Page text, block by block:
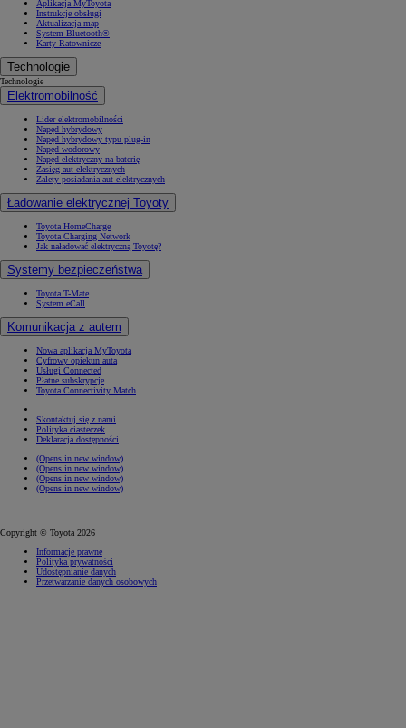
Aplikacja MyToyota
Instrukcje obsługi
Aktualizacja map
System Bluetooth®
Karty Ratownicze
Technologie
Technologie
Elektromobilność
Lider elektromobilności
Napęd hybrydowy
Napęd hybrydowy typu plug-in
Napęd wodorowy
Napęd elektryczny na baterię
Zasięg aut elektrycznych
Zalety posiadania aut elektrycznych
Ładowanie elektrycznej Toyoty
Toyota HomeCharge
Toyota Charging Network
Jak naładować elektryczną Toyotę?
Systemy bezpieczeństwa
Toyota T-Mate
System eCall
Komunikacja z autem
Nowa aplikacja MyToyota
Cyfrowy opiekun auta
Usługi Connected
Płatne subskrypcje
Toyota Connectivity Match
Skontaktuj się z nami
Polityka ciasteczek
Deklaracja dostępności
(Opens in new window)
(Opens in new window)
(Opens in new window)
(Opens in new window)
Copyright © Toyota 2026
Informacje prawne
Polityka prywatności
Udostępnianie danych
Przetwarzanie danych osobowych